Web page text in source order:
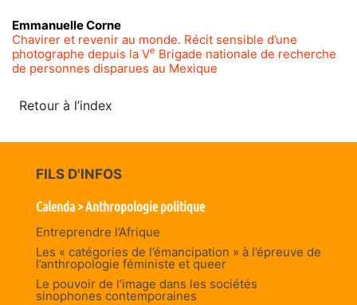
EmmanuelleCorne
Chavirer et revenir au monde. Récit sensible d’une
photographe depuis la Ve Brigade nationale de recherche
de personnes disparues au Mexique
Retour à l’index
FILS D'INFOS
Calenda > Anthropologie politique
Entreprendre l’Afrique
Les « catégories de l’émancipation » à l’épreuve de
l’anthropologie féministe et queer
Le pouvoir de l’image dans les sociétés
sinophones contemporaines